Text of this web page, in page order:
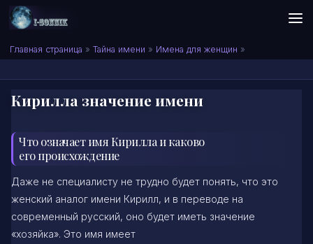
Skip to content
Сонник I-SONNIK.COM
Главная страница » Тайна имени » Имена для женщин »
Кирилла значение имени
Что означает имя Кирилла и каково
его происхождение
Даже не специалисту не трудно будет понять, что это
женский аналог имени Кирилл, и в переводе на
современный русский, оно будет иметь значение
«хозяйка». Это имя имеет